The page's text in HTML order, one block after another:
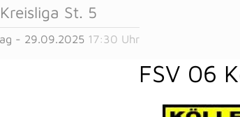
Kreisliga St. 5
- 29.09.2025 17:30 Uhr
FSV 06